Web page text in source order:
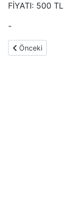
FİYATI: 500 TL
-
Önceki makale:
Önceki